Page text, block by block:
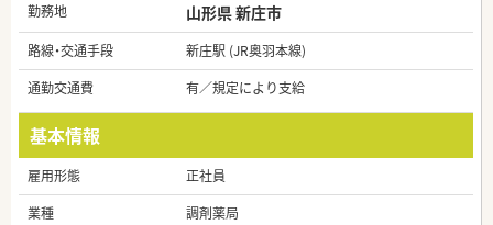
勤務地 山形県 新庄市
路線・交通手段
新庄駅 (JR奥羽本線)
通勤交通費
有／規定により支給
基本情報
雇用形態
正社員
業種
調剤薬局